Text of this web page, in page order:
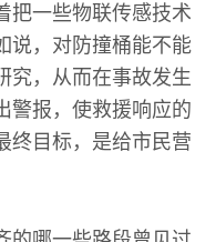
把一些物联传感技术
说，对防撞桶能不能
究，从而在事故发生
警报，使救援响应的
终目标，是给市民营